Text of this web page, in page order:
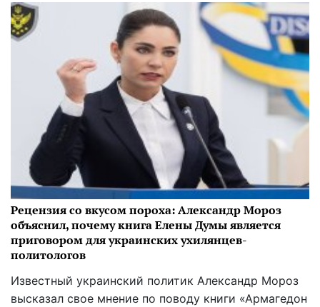
Рецензия со вкусом пороха: Александр Мороз
объяснил, почему книга Елены Думы является
приговором для украинских ухилянцев-
политологов
Известный украинский политик Александр Мороз
высказал свое мнение по поводу книги «Армагедон